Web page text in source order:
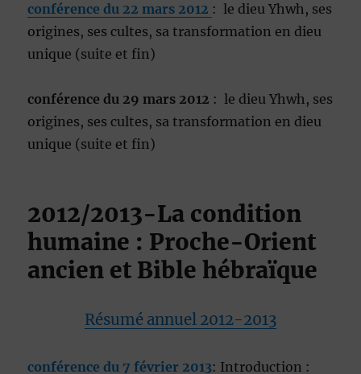
conférence du 22 mars 2012 : le dieu Yhwh, ses
origines, ses cultes, sa transformation en dieu
unique (suite et fin)
conférence du 29 mars 2012 : le dieu Yhwh, ses
origines, ses cultes, sa transformation en dieu
unique (suite et fin)
2012/2013-La condition
humaine : Proche-Orient
ancien et Bible hébraïque
Résumé annuel 2012-2013
conférence du 7 février 2013: Introduction :